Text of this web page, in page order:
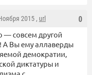
0
2015 , url
— совсем другой
А Вы ему аллаверды
демократии,
диктатуры и